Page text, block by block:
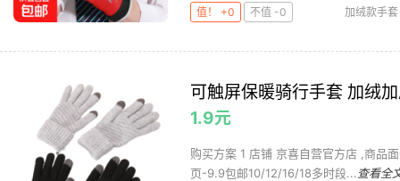
值！ +0
不值 -0 加绒款手套
可触屏保暖骑行手套 加绒
1.9元
购买方案 1 店铺 京喜自营官方店 ,商品
页-9.9包邮10/12/16/18多时段... 查看全